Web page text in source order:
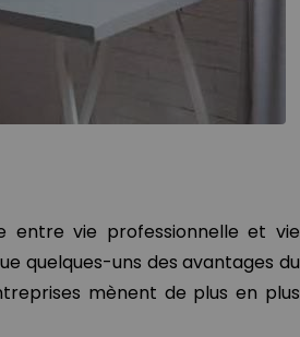
entre vie professionnelle et vie
quelques-uns des avantages du
mènent de plus en plus